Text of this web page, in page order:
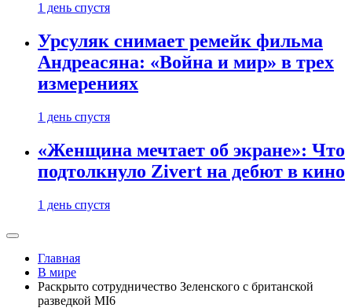
1 день спустя
Урсуляк снимает ремейк фильма
Андреасяна: «Война и мир» в трех
измерениях
1 день спустя
«Женщина мечтает об экране»: Что
подтолкнуло Zivert на дебют в кино
1 день спустя
Главная
В мире
Раскрыто сотрудничество Зеленского с британской
разведкой MI6